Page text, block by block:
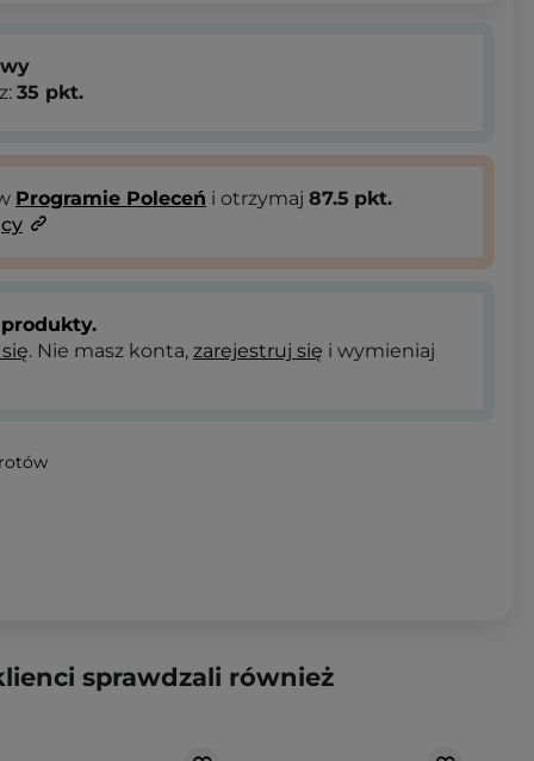
35 pkt.
Programie Poleceń i otrzymaj 87.5 pkt.
. Nie masz konta, zarejestruj się i wymieniaj
sprawdzali również